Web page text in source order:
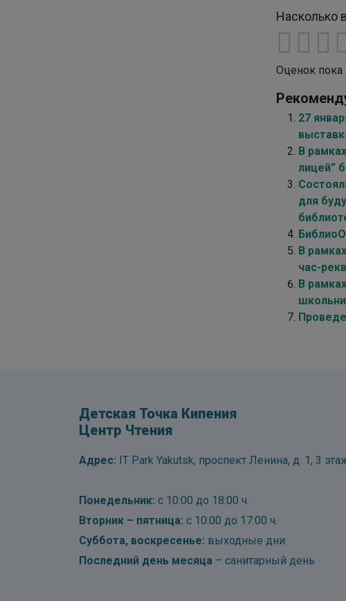
Насколько
Оценок пока
27
В
лицей”
для
В
час-
В
Детская Точка Кипения
Центр Чтения
Адрес: IT Park Yakutsk, проспект Ленина, д. 1, 3
Понедельник: с 10:00 до 18:00 ч.
Вторник – пятница: с 10:00 до 17:00 ч.
Суббота, воскресенье: выходные дни
Последний день месяца – санитарный день